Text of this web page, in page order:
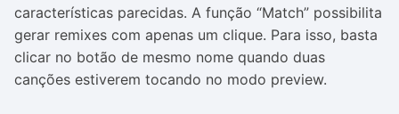
características parecidas. A função “Match” possibilita
gerar remixes com apenas um clique. Para isso, basta
clicar no botão de mesmo nome quando duas
canções estiverem tocando no modo preview.